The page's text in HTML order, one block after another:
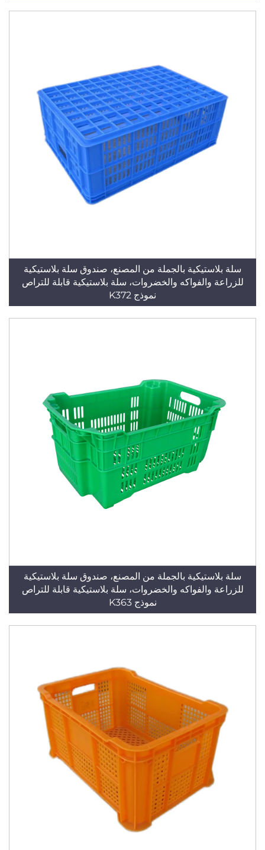
سلة بلاستيكية بالجملة من المصنع، صندوق سلة بلاستيكية
للزراعة والفواكه والخضروات، سلة بلاستيكية قابلة للتراص
نموذج K372
سلة بلاستيكية بالجملة من المصنع، صندوق سلة بلاستيكية
للزراعة والفواكه والخضروات، سلة بلاستيكية قابلة للتراص
نموذج K363